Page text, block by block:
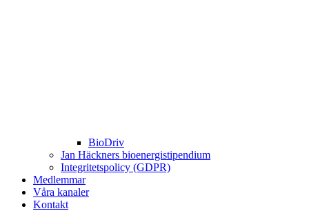
BioDriv
Jan Häckners bioenergistipendium
Integritetspolicy (GDPR)
Medlemmar
Våra kanaler
Kontakt